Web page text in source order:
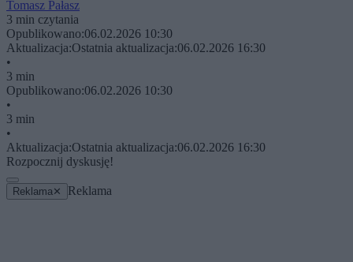
Tomasz Pałasz
3 min czytania
Opublikowano:06.02.2026 10:30
Aktualizacja:Ostatnia aktualizacja:06.02.2026 16:30
•
3 min
Opublikowano:06.02.2026 10:30
•
3 min
•
Aktualizacja:Ostatnia aktualizacja:06.02.2026 16:30
Rozpocznij dyskusję!
Reklama ✕ Reklama